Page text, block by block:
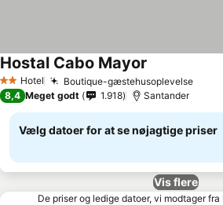
2 Stjerner
Hotel Boutique-gæstehusoplevelseSe
Hostal Cabo Mayor
8,4 Meget godt 1.918 Santander
Vælg datoer for at se nøjagtige priser
Vis flere
De priser og ledige datoer, vi modtager